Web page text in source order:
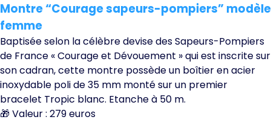
Montre “Courage sapeurs-pompiers” modèle
femme
Baptisée selon la célèbre devise des Sapeurs-Pompiers
de France « Courage et Dévouement » qui est inscrite sur
son cadran, cette montre possède un boîtier en acier
inoxydable poli de 35 mm monté sur un premier
bracelet Tropic blanc. Etanche à 50 m.
🎁 Valeur : 279 euros